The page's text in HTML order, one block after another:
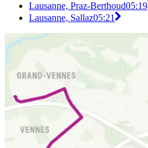
Lausanne, Praz-Berthoud05:19
Lausanne, Sallaz05:21